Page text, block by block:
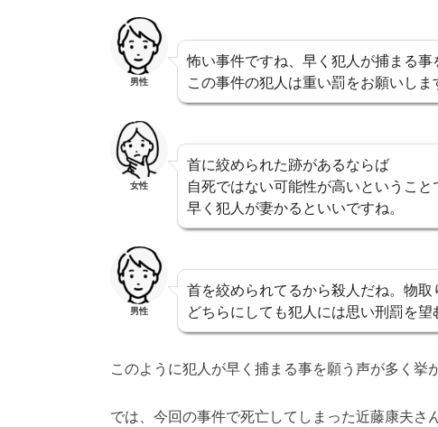
男性
怖い事件ですね、早く犯人が捕まる事
この事件の犯人は重い罰をお願いしま
女性
首に絞められた跡があるならば
自死ではない可能性が高いというこ
早く犯人が妻かるといいですね。
男性
首を絞められてるから殺人だね。物取
どちらにしても犯人には思い刑罰を望
このように犯人が早く捕まる事を願う声が多く挙
では、今回の事件で死亡してしまった近藤康夫さ